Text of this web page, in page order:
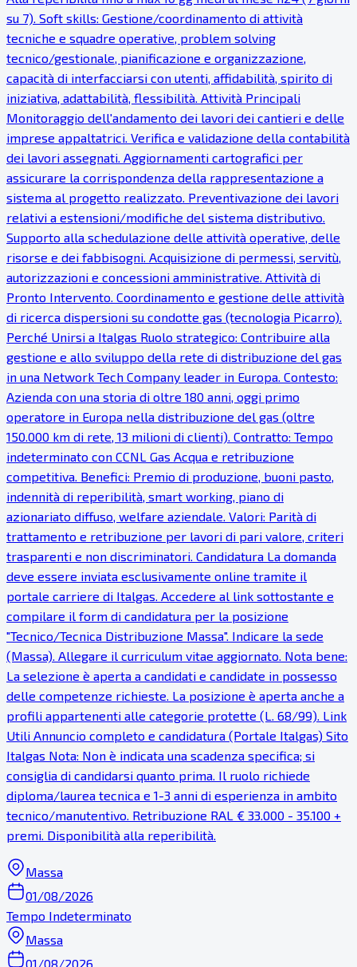
su 7). Soft skills: Gestione/coordinamento di attività
tecniche e squadre operative, problem solving
tecnico/gestionale, pianificazione e organizzazione,
capacità di interfacciarsi con utenti, affidabilità, spirito di
iniziativa, adattabilità, flessibilità. Attività Principali
Monitoraggio dell'andamento dei lavori dei cantieri e delle
imprese appaltatrici. Verifica e validazione della contabilità
dei lavori assegnati. Aggiornamenti cartografici per
assicurare la corrispondenza della rappresentazione a
sistema al progetto realizzato. Preventivazione dei lavori
relativi a estensioni/modifiche del sistema distributivo.
Supporto alla schedulazione delle attività operative, delle
risorse e dei fabbisogni. Acquisizione di permessi, servitù,
autorizzazioni e concessioni amministrative. Attività di
Pronto Intervento. Coordinamento e gestione delle attività
di ricerca dispersioni su condotte gas (tecnologia Picarro).
Perché Unirsi a Italgas Ruolo strategico: Contribuire alla
gestione e allo sviluppo della rete di distribuzione del gas
in una Network Tech Company leader in Europa. Contesto:
Azienda con una storia di oltre 180 anni, oggi primo
operatore in Europa nella distribuzione del gas (oltre
150.000 km di rete, 13 milioni di clienti). Contratto: Tempo
indeterminato con CCNL Gas Acqua e retribuzione
competitiva. Benefici: Premio di produzione, buoni pasto,
indennità di reperibilità, smart working, piano di
azionariato diffuso, welfare aziendale. Valori: Parità di
trattamento e retribuzione per lavori di pari valore, criteri
trasparenti e non discriminatori. Candidatura La domanda
deve essere inviata esclusivamente online tramite il
portale carriere di Italgas. Accedere al link sottostante e
compilare il form di candidatura per la posizione
"Tecnico/Tecnica Distribuzione Massa". Indicare la sede
(Massa). Allegare il curriculum vitae aggiornato. Nota bene:
La selezione è aperta a candidati e candidate in possesso
delle competenze richieste. La posizione è aperta anche a
profili appartenenti alle categorie protette (L. 68/99). Link
Utili Annuncio completo e candidatura (Portale Italgas) Sito
Italgas Nota: Non è indicata una scadenza specifica; si
consiglia di candidarsi quanto prima. Il ruolo richiede
diploma/laurea tecnica e 1-3 anni di esperienza in ambito
tecnico/manutentivo. Retribuzione RAL € 33.000 - 35.100 +
premi. Disponibilità alla reperibilità.
Massa
01/08/2026
Tempo Indeterminato
Massa
01/08/2026